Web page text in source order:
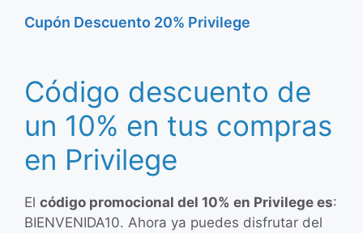
Cupón Descuento 20% Privilege
Código descuento de
un 10% en tus compras
en Privilege
El código promocional del 10% en Privilege es:
BIENVENIDA10. Ahora ya puedes disfrutar del